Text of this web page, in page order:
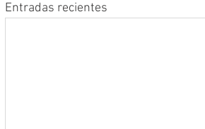
Entradas recientes